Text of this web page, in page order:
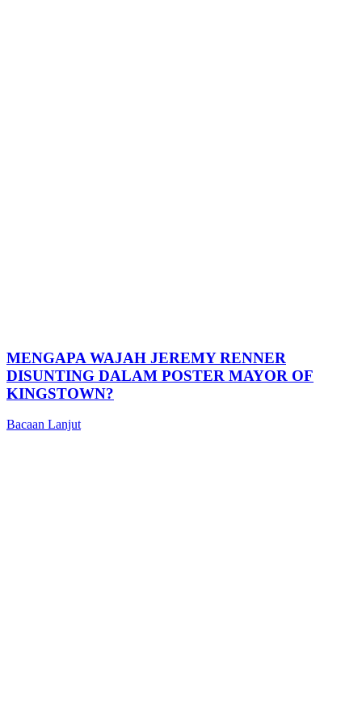
MENGAPA WAJAH JEREMY RENNER
DISUNTING DALAM POSTER MAYOR OF
KINGSTOWN?
Bacaan Lanjut